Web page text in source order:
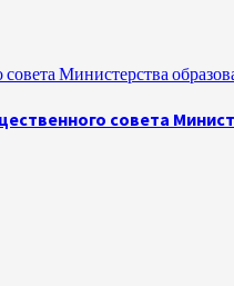
Министерства
совета